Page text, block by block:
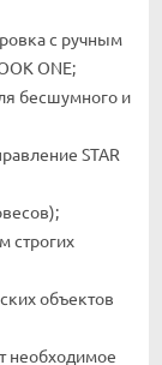
с ручным
ONE;
бесшумного и
STAR
строгих
объектов
необходимое